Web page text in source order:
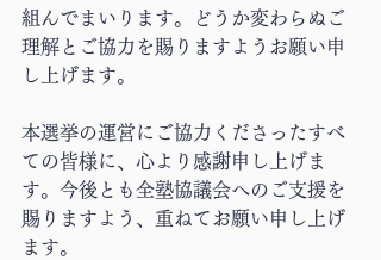
組んでまいります。どうか変わらぬご
理解とご協力を賜りますようお願い申
し上げます。
本選挙の運営にご協力くださったすべ
ての皆様に、心より感謝申し上げま
す。今後とも全塾協議会へのご支援を
賜りますよう、重ねてお願い申し上げ
ます。